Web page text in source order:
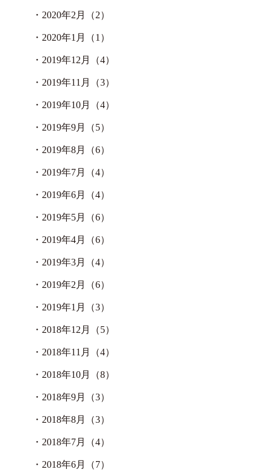
・ 2020年2月（2）
・ 2020年1月（1）
・ 2019年12月（4）
・ 2019年11月（3）
・ 2019年10月（4）
・ 2019年9月（5）
・ 2019年8月（6）
・ 2019年7月（4）
・ 2019年6月（4）
・ 2019年5月（6）
・ 2019年4月（6）
・ 2019年3月（4）
・ 2019年2月（6）
・ 2019年1月（3）
・ 2018年12月（5）
・ 2018年11月（4）
・ 2018年10月（8）
・ 2018年9月（3）
・ 2018年8月（3）
・ 2018年7月（4）
・ 2018年6月（7）